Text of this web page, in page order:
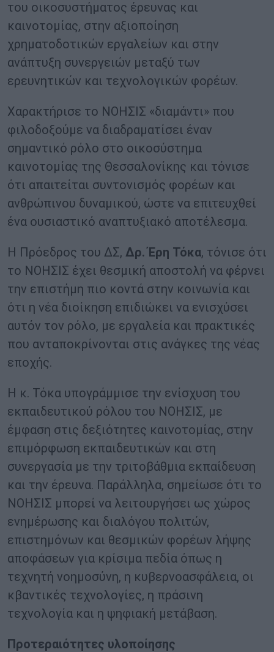
του οικοσυστήματος έρευνας και
καινοτομίας, στην αξιοποίηση
χρηματοδοτικών εργαλείων και στην
ανάπτυξη συνεργειών μεταξύ των
ερευνητικών και τεχνολογικών φορέων.
Χαρακτήρισε το ΝΟΗΣΙΣ «διαμάντι» που
φιλοδοξούμε να διαδραματίσει έναν
σημαντικό ρόλο στο οικοσύστημα
καινοτομίας της Θεσσαλονίκης και τόνισε
ότι απαιτείται συντονισμός φορέων και
ανθρώπινου δυναμικού, ώστε να επιτευχθεί
ένα ουσιαστικό αναπτυξιακό αποτέλεσμα.
Η Πρόεδρος του ΔΣ, Δρ. Έρη Τόκα, τόνισε ότι
το ΝΟΗΣΙΣ έχει θεσμική αποστολή να φέρνει
την επιστήμη πιο κοντά στην κοινωνία και
ότι η νέα διοίκηση επιδιώκει να ενισχύσει
αυτόν τον ρόλο, με εργαλεία και πρακτικές
που ανταποκρίνονται στις ανάγκες της νέας
εποχής.
Η κ. Τόκα υπογράμμισε την ενίσχυση του
εκπαιδευτικού ρόλου του ΝΟΗΣΙΣ, με
έμφαση στις δεξιότητες καινοτομίας, στην
επιμόρφωση εκπαιδευτικών και στη
συνεργασία με την τριτοβάθμια εκπαίδευση
και την έρευνα. Παράλληλα, σημείωσε ότι το
ΝΟΗΣΙΣ μπορεί να λειτουργήσει ως χώρος
ενημέρωσης και διαλόγου πολιτών,
επιστημόνων και θεσμικών φορέων λήψης
αποφάσεων για κρίσιμα πεδία όπως η
τεχνητή νοημοσύνη, η κυβερνοασφάλεια, οι
κβαντικές τεχνολογίες, η πράσινη
τεχνολογία και η ψηφιακή μετάβαση.
Προτεραιότητες υλοποίησης